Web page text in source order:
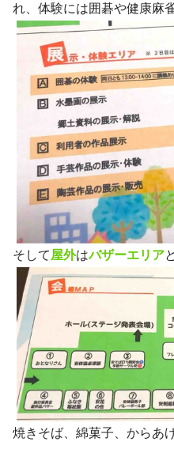
れ、体験には囲碁や健康麻
そして屋外はバザーエリア
焼きそば、綿菓子、からあ